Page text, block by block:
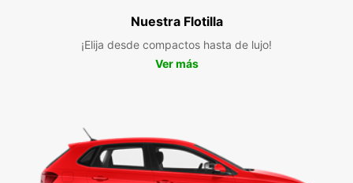
Nuestra Flotilla
¡Elija desde compactos hasta de lujo!
Ver más